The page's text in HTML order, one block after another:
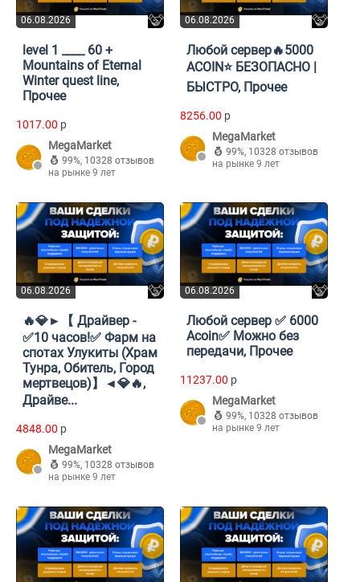
06.08.2026
level 1 ____ 60 +
Mountains of Eternal
Winter quest line,
Прочее
1017.00 p
MegaMarket
99%, 10328 отзывов
на рынке 9 лет
06.08.2026
Любой сервер🔥5000
ACOIN⭐ БЕЗОПАСНО |
БЫСТРО, Прочее
8256.00 p
MegaMarket
99%, 10328 отзывов
на рынке 9 лет
06.08.2026
🔥💎►【 Драйвер -
✅10 часов!✅ Фарм на
спотах Улукиты (Храм
Тунра, Обитель, Город
мертвецов)】◄💎🔥,
Драйве...
4848.00 p
MegaMarket
99%, 10328 отзывов
на рынке 9 лет
06.08.2026
Любой сервер ✅ 6000
Acoin✅ Можно без
передачи, Прочее
11237.00 p
MegaMarket
99%, 10328 отзывов
на рынке 9 лет